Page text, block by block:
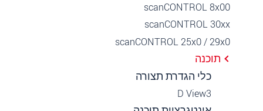
scanCONTROL 8x00
scanCONTROL 30xx
scanCONTROL 25x0 / 29x0
תוכנה
כלי הגדרת תצורה
3‏D View